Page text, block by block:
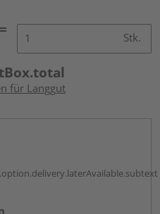
Stk.
für Langgut